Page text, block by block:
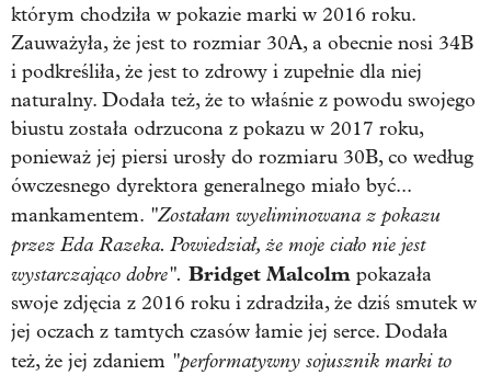
którym chodziła w pokazie marki w 2016 roku.
Zauważyła, że jest to rozmiar 30A, a obecnie nosi 34B
i podkreśliła, że jest to zdrowy i zupełnie dla niej
naturalny. Dodała też, że to właśnie z powodu swojego
biustu została odrzucona z pokazu w 2017 roku,
ponieważ jej piersi urosły do rozmiaru 30B, co według
ówczesnego dyrektora generalnego miało być...
mankamentem. "Zostałam wyeliminowana z pokazu
przez Eda Razeka. Powiedział, że moje ciało nie jest
wystarczająco dobre". Bridget Malcolm pokazała
swoje zdjęcia z 2016 roku i zdradziła, że dziś smutek w
jej oczach z tamtych czasów łamie jej serce. Dodała
też, że jej zdaniem "performatywny sojusznik marki to